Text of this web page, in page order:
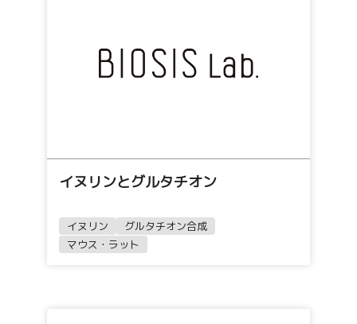
イヌリンとグルタチオン
イヌリン
グルタチオン合成
マウス・ラット